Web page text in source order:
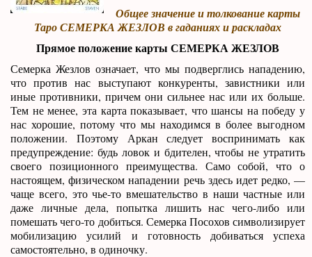
Общее значение и толкование карты
Таро СЕМЕРКА ЖЕЗЛОВ в гаданиях и раскладах
Прямое положение карты СЕМЕРКА ЖЕЗЛОВ
Семерка Жезлов означает, что мы подверглись нападению,
что против нас выступают конкуренты, завистники или
иные противники, причем они сильнее нас или их больше.
Тем не менее, эта карта показывает, что шансы на победу у
нас хорошие, потому что мы находимся в более выгодном
положении. Поэтому Аркан следует воспринимать как
предупреждение: будь ловок и бдителен, чтобы не утратить
своего позиционного преимущества. Само собой, что о
настоящем, физическом нападении речь здесь идет редко, —
чаще всего, это чье-то вмешательство в наши частные или
даже личные дела, попытка лишить нас чего-либо или
помешать чего-то добиться. Семерка Посохов символизирует
мобилизацию усилий и готовность добиваться успеха
самостоятельно, в одиночку.